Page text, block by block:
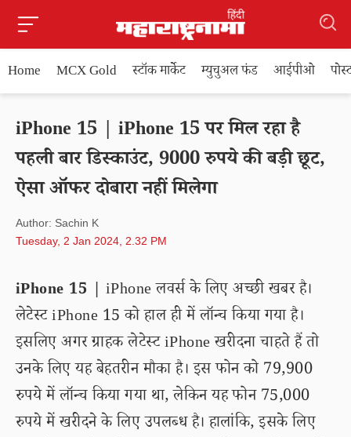
Home MCX Gold स्टॉक मार्केट म्युचुअल फंड आईपीओ
iPhone 15 | iPhone 15 पर मिल रहा है
पहली बार डिस्काउंट, 9000 रुपये की बड़ी छूट,
ऐसा ऑफर दोबारा नहीं मिलेगा
Author: Sachin K
Tuesday, 2 Jan 2024, 2.32 PM
iPhone 15 | iPhone लवर्स के लिए अच्छी खबर है।
लेटेस्ट iPhone 15 को हाल ही में लॉन्च किया गया है।
इसलिए अगर ग्राहक लेटेस्ट iPhone खरीदना चाहते हैं तो
उनके लिए यह बेहतरीन मौका है। इस फोन को 79,900
रुपये में लॉन्च किया गया था, लेकिन यह फोन 75,000
रुपये में खरीदने के लिए उपलब्ध है। हालांकि, इसके लिए